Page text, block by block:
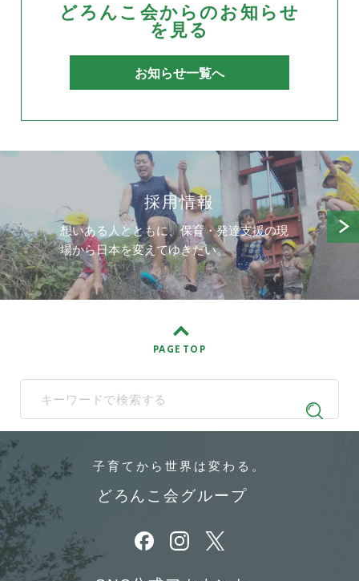
どろんこ会からのお知らせ
を見る
お知らせ一覧へ
採用情報
想いある人とともに、保育・発達支援の現
場から日本を変えてゆきたい。
PAGE TOP
When autocomplete results are available use up and down
子育てから 世界は変わる。
どろんこ会グループ
別ウィンドウで開きます
別ウィンドウで開きます
別ウィンドウで開きます